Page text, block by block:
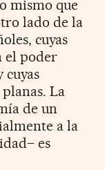
mismo que
lado de la
cuyas
el poder
cuyas
La
de un
a la
es